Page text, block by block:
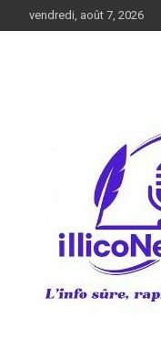
au
vendredi, août 7, 2026